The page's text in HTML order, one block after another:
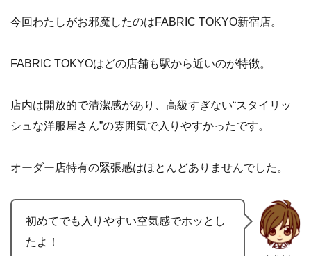
今回わたしがお邪魔したのはFABRIC TOKYO新宿店。
FABRIC TOKYOはどの店舗も駅から近いのが特徴。
店内は開放的で清潔感があり、高級すぎない“スタイリッ
シュな洋服屋さん”の雰囲気で入りやすかったです。
オーダー店特有の緊張感はほとんどありませんでした。
初めてでも入りやすい空気感でホッとし
たよ！